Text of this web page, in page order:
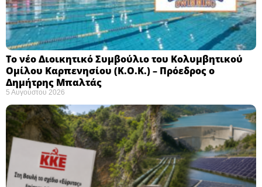
Το νέο Διοικητικό Συμβούλιο του Κολυμβητικού
Ομίλου Καρπενησίου (Κ.Ο.Κ.) – Πρόεδρος ο
Δημήτρης Μπαλτάς
5 Αυγούστου 2026